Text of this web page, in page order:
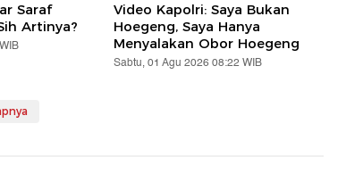
Saraf
Artinya?
Video Kapolri: Saya Bukan
Hoegeng, Saya Hanya
Menyalakan Obor Hoegeng
Sabtu, 01 Agu 2026 08:22 WIB